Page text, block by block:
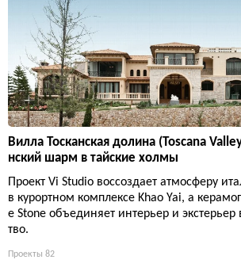
Вилла Тосканская долина (Toscana
нский шарм в тайские холмы
Проект Vi Studio воссоздает атмосферу
в курортном комплексе Khao Yai, а
e Stone объединяет интерьер и экстерьер
тво.
Проекты 82